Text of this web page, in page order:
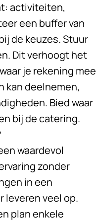
activiteiten,
een buffer van
de keuzes. Stuur
Dit verhoogt het
je rekening mee
kan deelnemen,
Bied waar
bij de catering.
waardevol
zonder
in een
leveren veel op.
plan enkele